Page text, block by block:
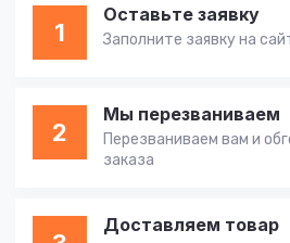
1
Оставьте заявку
Заполните заявку на
2
Мы перезваниваем
Перезваниваем вам и
заказа
Доставляем товар